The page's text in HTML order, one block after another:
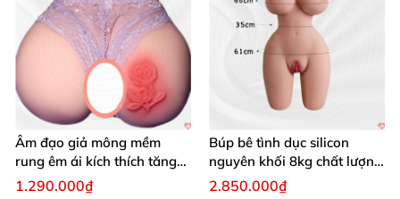
Âm đạo giả mông mềm
rung êm ái kích thích tăng
khoái cảm
1.290.000₫
Búp bê tình dục silicon
nguyên khối 8kg chất lượng
cao hấp dẫn
2.850.000₫